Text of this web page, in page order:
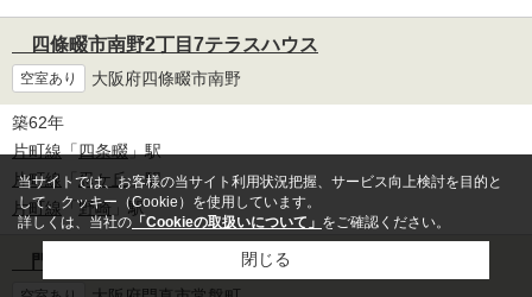
四條畷市南野2丁目7テラスハウス
空室あり 大阪府四條畷市南野
築62年
片町線「四条畷」駅
片町線 「忍ケ丘」駅
片町線「野崎」駅
門真市常盤町24テラスハウス
当サイトでは、お客様の当サイト利用状況把握、サービス向上検討を目的と
して、クッキー（Cookie）を使用しています。
詳しくは、当社の 「Cookieの取扱いについて」 をご確認ください。
閉じる